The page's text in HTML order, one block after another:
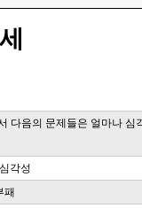
다음의 문제들은 얼마나 심
각성
패